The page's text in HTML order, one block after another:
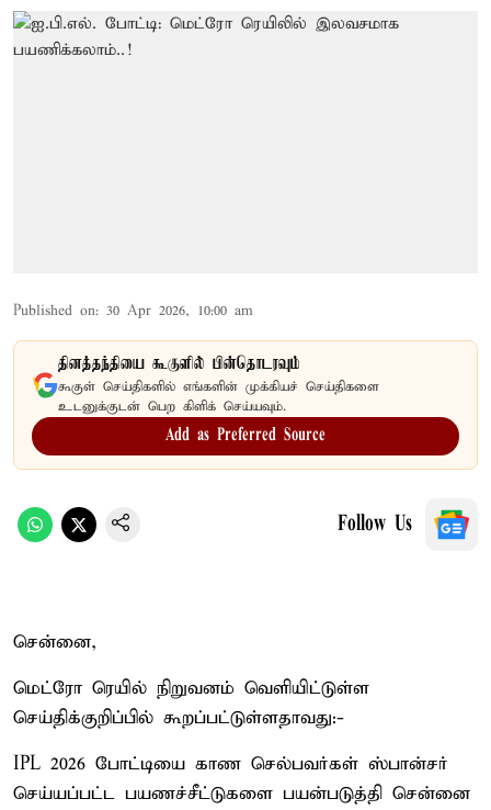
Published on: 30 Apr 2026, 10:00 am
தினத்தந்தியை கூகுளில் பின்தொடரவும்
கூகுள் செய்திகளில் எங்களின் முக்கியச் செய்திகளை
உடனுக்குடன் பெற கிளிக் செய்யவும்.
Add as Preferred Source
Follow Us
சென்னை,
மெட்ரோ ரெயில் நிறுவனம் வெளியிட்டுள்ள
செய்திக்குறிப்பில் கூறப்பட்டுள்ளதாவது:-
IPL 2026 போட்டியை காண செல்பவர்கள் ஸ்பான்சர்
செய்யப்பட்ட பயணச்சீட்டுகளை பயன்படுத்தி சென்னை